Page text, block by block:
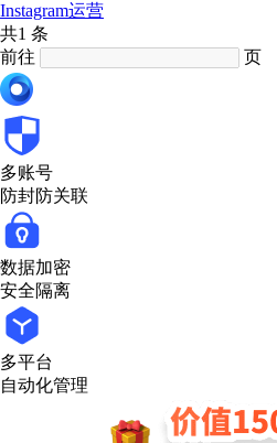
Instagram运营
共1 条
前往
页
多账号
防封防关联
数据加密
安全隔离
多平台
自动化管理